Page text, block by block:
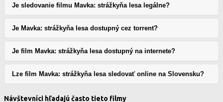
Je sledovanie filmu Mavka: strážkyňa lesa legálne?
Je Mavka: strážkyňa lesa dostupný cez torrent?
Je film Mavka: strážkyňa lesa dostupný na internete?
Lze film Mavka: strážkyňa lesa sledovať online na Slovensku?
Návštevníci hľadajú často tieto filmy